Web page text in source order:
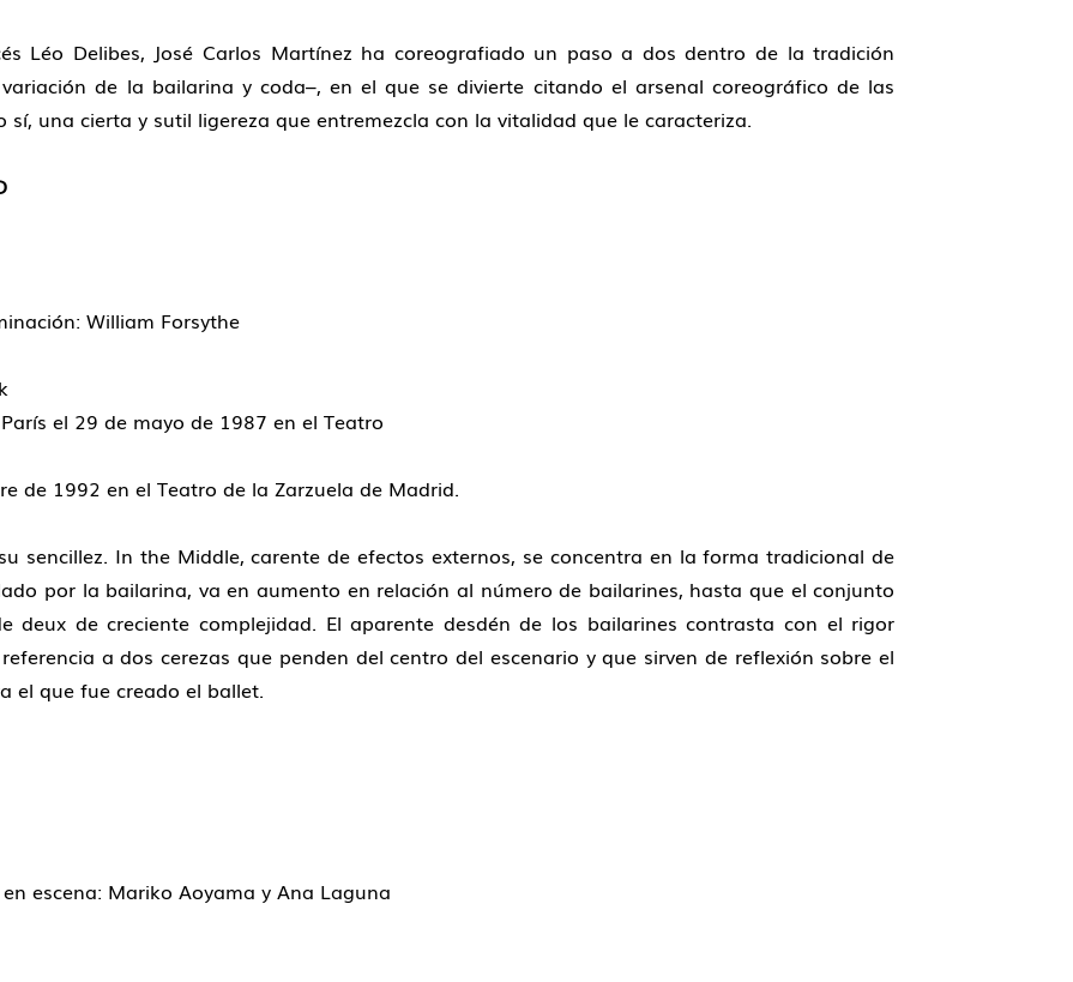
Léo Delibes, José Carlos Martínez ha coreografiado un paso a dos dentro de la tradición
de la bailarina y coda–, en el que se divierte citando el arsenal coreográfico de las
sí, una cierta y sutil ligereza que entremezcla con la vitalidad que le caracteriza.
William Forsythe
el 29 de mayo de 1987 en el Teatro
de 1992 en el Teatro de la Zarzuela de Madrid.
sencillez. In the Middle, carente de efectos externos, se concentra en la forma tradicional de
por la bailarina, va en aumento en relación al número de bailarines, hasta que el conjunto
deux de creciente complejidad. El aparente desdén de los bailarines contrasta con el rigor
a dos cerezas que penden del centro del escenario y que sirven de reflexión sobre el
el que fue creado el ballet.
escena: Mariko Aoyama y Ana Laguna